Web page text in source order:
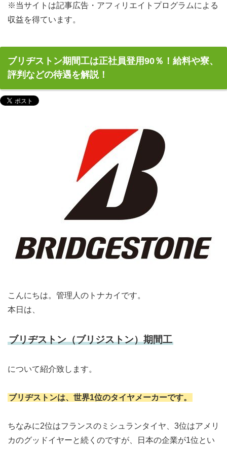
お問い合わせ
※当サイトは記事広告・アフィリエイトプログラムによる
収益を得ています。
ブリヂストン期間工は正社員登用90％！給料や寮、
評判などの待遇を解説！
こんにちは。管理人のトナカイです。
本日は、
ブリヂストン（ブリジストン）期間工
について紹介致します。
ブリヂストンは、世界1位のタイヤメーカーです。
ちなみに2位はフランスのミシュランタイヤ、3位はアメリ
カのグッドイヤーと続くのですが、日本の企業が1位とい